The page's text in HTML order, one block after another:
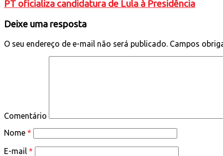
PT oficializa candidatura de Lula à Presidência
Deixe uma resposta
O seu endereço de e-mail não será publicado. Campos
Comentário
Nome *
E-mail *